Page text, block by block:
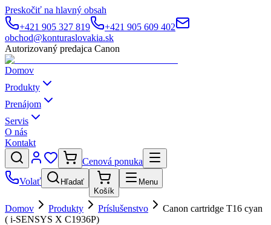
Preskočiť na hlavný obsah
+421 905 327 819
+421 905 609 402
obchod@konturaslovakia.sk
Autorizovaný predajca Canon
Domov
Produkty
Prenájom
Servis
O nás
Kontakt
Cenová ponuka
Volať
Hľadať
Košík
Menu
Domov Produkty Príslušenstvo
Canon cartridge T16 cyan
( i-SENSYS X C1936P)